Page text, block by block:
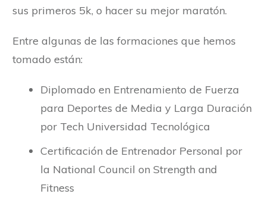
sus primeros 5k, o hacer su mejor maratón.
Entre algunas de las formaciones que hemos
tomado están:
Diplomado en Entrenamiento de Fuerza
para Deportes de Media y Larga Duración
por Tech Universidad Tecnológica
Certificación de Entrenador Personal por
la National Council on Strength and
Fitness